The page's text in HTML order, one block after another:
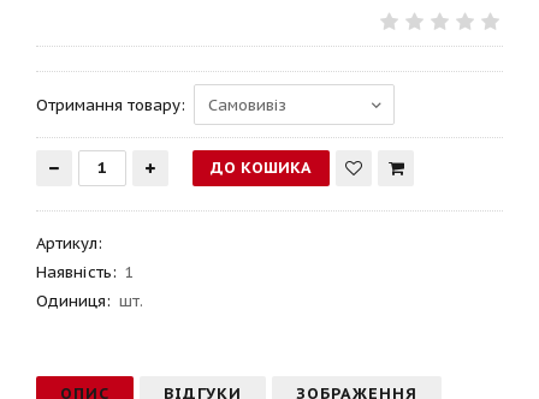
Отримання товару:
Артикул:
Наявність: 1
Одиниця: шт.
ОПИС ВІДГУКИ ЗОБРАЖЕННЯ